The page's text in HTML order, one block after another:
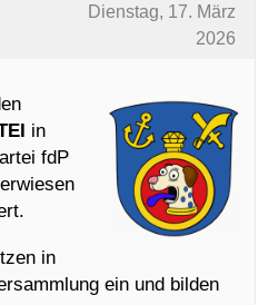
Dienstag, 17. März
2026
in
fdP
in
ein und bilden